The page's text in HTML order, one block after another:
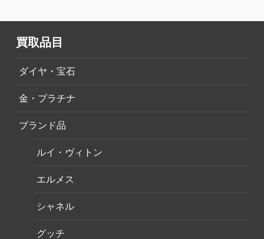
買取品目
ダイヤ・宝石
金・プラチナ
ブランド品
ルイ・ヴィトン
エルメス
シャネル
グッチ